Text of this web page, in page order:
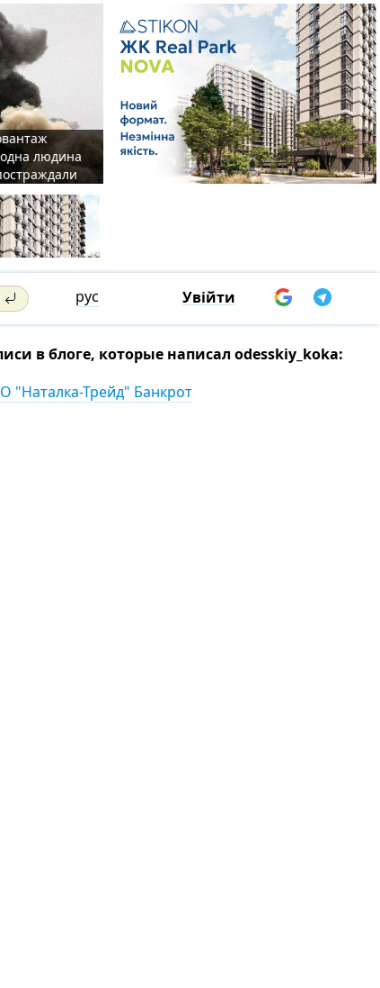
одна людина
рус Увійти
в блоге, которые написал odesskiy_koka:
"Наталка-Трейд" Банкрот